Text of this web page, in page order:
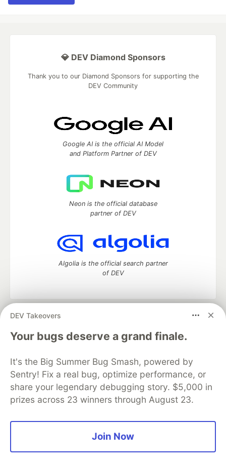
DEV Takeovers
Your bugs deserve a grand finale.
It's the Big Summer Bug Smash, powered by
Sentry! Fix a real bug, optimize performance, or
share your legendary debugging story. $5,000 in
prizes across 23 winners through August 23.
Join Now
💎 DEV Diamond Sponsors
Thank you to our Diamond Sponsors for supporting the
DEV Community
Google AI is the official AI Model
and Platform Partner of DEV
Neon is the official database
partner of DEV
Algolia is the official search partner
of DEV
DEV Community
— A space to discuss and keep up software
development and manage your software career
Home
DEV Challenges DEV++
Videos
Organization Accounts
DEV Showcase About
Contact
Free Postgres Database
DEV Shop
MLH
Code of Conduct
Privacy Policy
Terms of Use
Built on
— the open sourcesoftware that powers
and other inclusive communities.